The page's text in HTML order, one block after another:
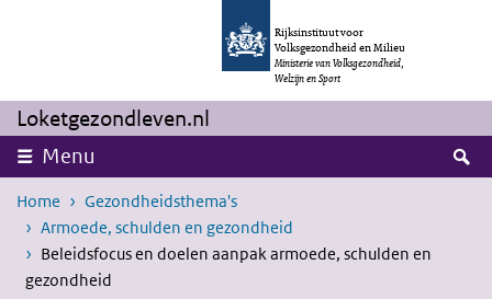
Overslaan en naar de inhoud gaan
Rijksinstituut voor
Volksgezondheid en Milieu
Ministerie van Volksgezondheid,
Welzijn en Sport
Loketgezondleven.nl
Menu
Home
Gezondheidsthema's
Armoede, schulden en gezondheid
Beleidsfocus en doelen aanpak armoede, schulden en
gezondheid